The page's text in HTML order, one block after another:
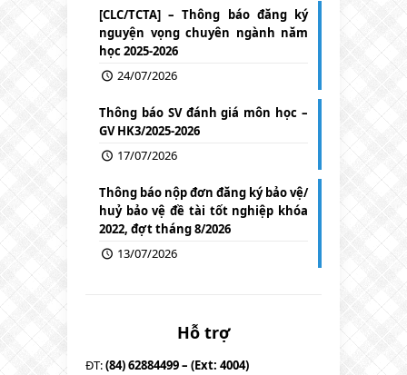
[CLC/TCTA] – Thông báo đăng ký
nguyện vọng chuyên ngành năm
học 2025-2026
24/07/2026
Thông báo SV đánh giá môn học –
GV HK3/2025-2026
17/07/2026
Thông báo nộp đơn đăng ký bảo vệ/
huỷ bảo vệ đề tài tốt nghiệp khóa
2022, đợt tháng 8/2026
13/07/2026
Hỗ trợ
ĐT:(84) 62884499 – (Ext: 4004)